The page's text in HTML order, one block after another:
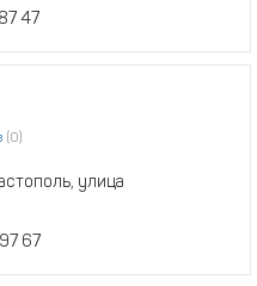
47
(0)
улица
67